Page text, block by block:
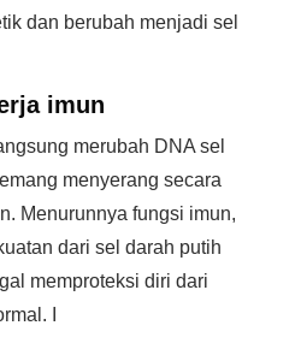
dan berubah menjadi sel
imun
merubah DNA sel
menyerang secara
Menurunnya fungsi imun,
dari sel darah putih
memproteksi diri dari
I